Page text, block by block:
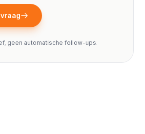
geen automatische follow-ups.